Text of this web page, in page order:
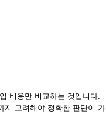
비용만 비교하는 것입니다.
지 고려해야 정확한 판단이 가